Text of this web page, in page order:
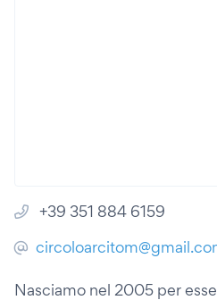
+39 351 884 6159
Nasciamo nel 2005 per